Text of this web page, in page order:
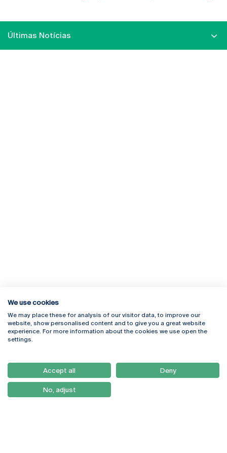
Últimas Notícias
Rua Diogo Botelho 1327
4169-005 Porto
+351 226 196 240
Campus Online
Webmail
Como Chegar
Newsletter
We use cookies
We may place these for analysis of our visitor data, to improve our
website, show personalised content and to give you a great website
experience. For more information about the cookies we use open the
settings.
Accept all Deny
No, adjust